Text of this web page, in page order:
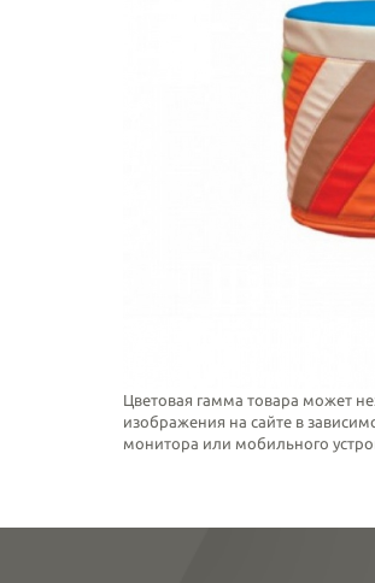
Цветовая гамма товара может
изображения на сайте в
монитора или мобильного